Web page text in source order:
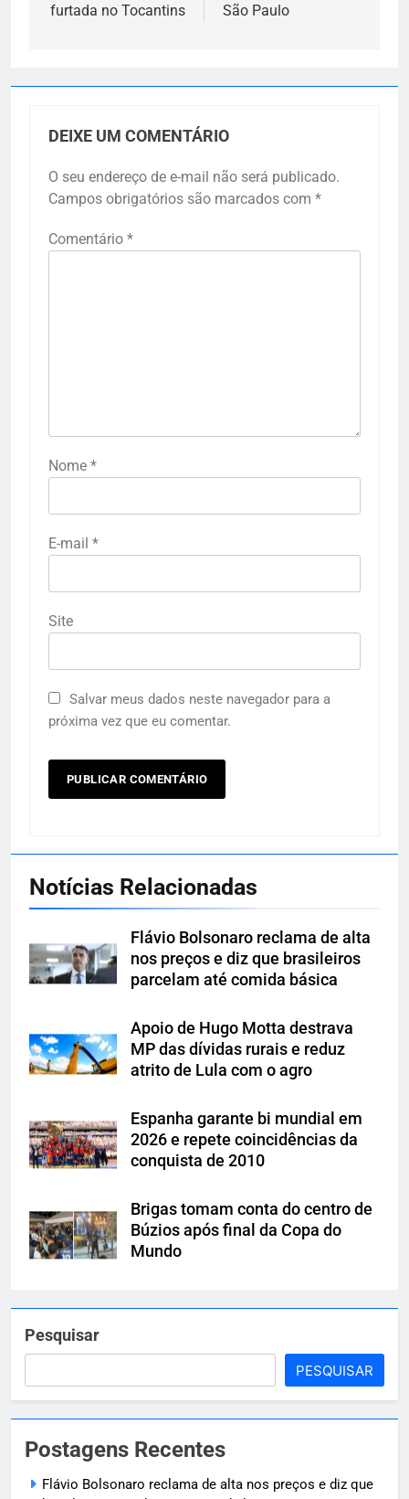
furtada no Tocantins São Paulo
DEIXE UM COMENTÁRIO
O seu endereço de e-mail não será publicado.
Campos obrigatórios são marcados com *
Comentário *
Nome *
E-mail *
Site
Salvar meus dados neste navegador para a
próxima vez que eu comentar.
Notícias Relacionadas
Flávio Bolsonaro reclama de alta
nos preços e diz que brasileiros
parcelam até comida básica
Apoio de Hugo Motta destrava
MP das dívidas rurais e reduz
atrito de Lula com o agro
Espanha garante bi mundial em
2026 e repete coincidências da
conquista de 2010
Brigas tomam conta do centro de
Búzios após final da Copa do
Mundo
Pesquisar
PESQUISAR
Postagens Recentes
Flávio Bolsonaro reclama de alta nos preços e diz que